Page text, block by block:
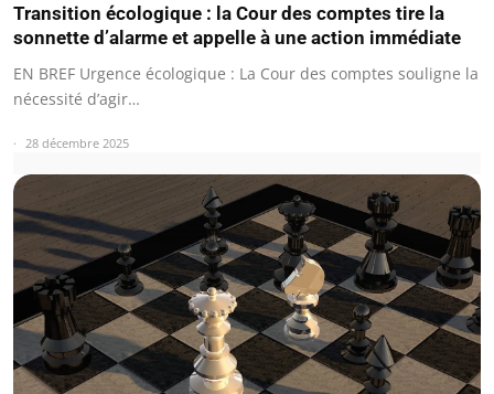
Transition écologique : la Cour des comptes tire la
sonnette d’alarme et appelle à une action immédiate
EN BREF Urgence écologique : La Cour des comptes souligne la
nécessité d’agir…
28 décembre 2025